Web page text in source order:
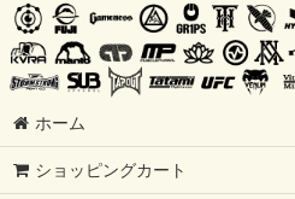
ホーム
ショッピングカート